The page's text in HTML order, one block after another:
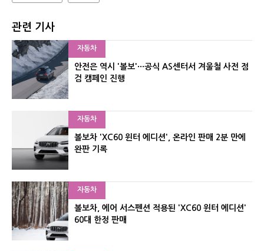
관련 기사
자동차
안전은 역시 '볼보'···공식 AS센터서 겨울철 사전 점
검 캠페인 진행
자동차
볼보차 'XC60 윈터 에디션', 온라인 판매 2분 만에
완판 기록
자동차
볼보차, 에어 서스펜션 적용된 'XC60 윈터 에디션'
60대 한정 판매